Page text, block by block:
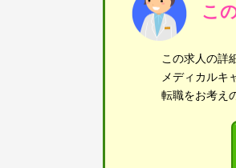
こ
この求人の詳
メディカルキ
転職をお考え